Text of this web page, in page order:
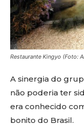
Restaurante Kingyo (Foto:
A sinergia do
não poderia ter
era conhecido
bonito do Brasil.